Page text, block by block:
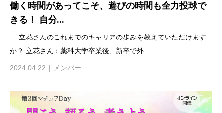
働く時間があってこそ、遊びの時間も全力投球で
きる！ 自分...
— 立花さんのこれまでのキャリアの歩みを教えていただけます
か？ 立花さん：薬科大学卒業後、新卒で外...
2024.04.22 メンバー